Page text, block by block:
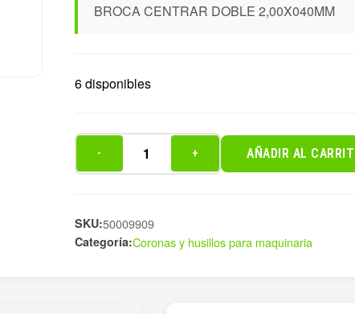
BROCA CENTRAR DOBLE 2,00X040MM
6 disponibles
2,00X040MM
cantidad
- + AÑADIR AL
SKU:50009909
Categoría:Coronas y husillos para maquinaria